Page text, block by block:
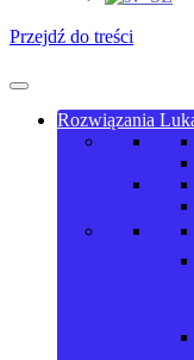
Przejdź do treści
Rozwiązania